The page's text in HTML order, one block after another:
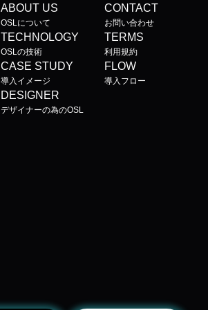
ABOUT US
OSLについて
CONTACT
お問い合わせ
TECHNOLOGY
OSLの技術
TERMS
利用規約
CASE STUDY
導入イメージ
FLOW
導入フロー
DESIGNER
デザイナーの為のOSL